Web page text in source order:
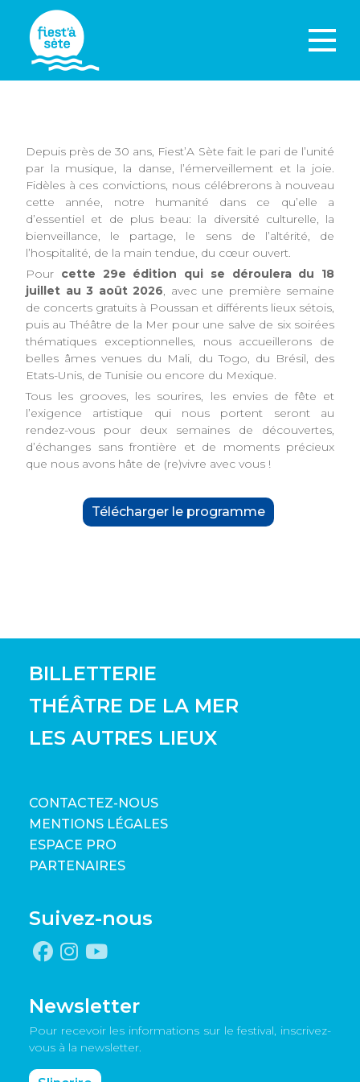
Depuis près de 30 ans, Fiest’A Sète fait le pari de l’unité
par la musique, la danse, l’émerveillement et la joie.
Fidèles à ces convictions, nous célébrerons à nouveau
cette année, notre humanité dans ce qu’elle a
d’essentiel et de plus beau: la diversité culturelle, la
bienveillance, le partage, le sens de l’altérité, de
l’hospitalité, de la main tendue, du cœur ouvert.
Pour cette 29e édition qui se déroulera du 18
juillet au 3 août 2026, avec une première semaine
de concerts gratuits à Poussan et différents lieux sétois,
puis au Théâtre de la Mer pour une salve de six soirées
thématiques exceptionnelles, nous accueillerons de
belles âmes venues du Mali, du Togo, du Brésil, des
Etats-Unis, de Tunisie ou encore du Mexique.
Tous les grooves, les sourires, les envies de fête et
l’exigence artistique qui nous portent seront au
rendez-vous pour deux semaines de découvertes,
d’échanges sans frontière et de moments précieux
que nous avons hâte de (re)vivre avec vous !
Télécharger le programme
BILLETTERIE
THÉÂTRE DE LA MER
LES AUTRES LIEUX
CONTACTEZ-NOUS
MENTIONS LÉGALES
ESPACE PRO
PARTENAIRES
Suivez-nous
Newsletter
Pour recevoir les informations sur le festival, inscrivez-
vous à la newsletter.